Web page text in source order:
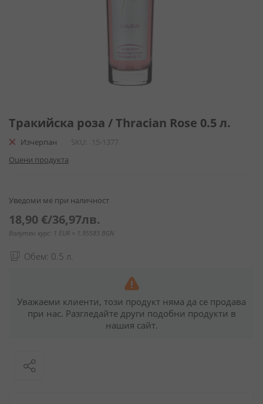
към
началото
на
галерия
със
Тракийска роза / Thracian Rose 0.5 л.
Изчерпан SKU
15-1377
Оцени продукта
Уведоми ме при наличност
18,90 €/36,97лв.
Валутен курс: 1 EUR = 1.95583 BGN
Обем: 0.5 л.
Уважаеми клиенти, този продукт няма да се продава
при нас. Разгледайте други подобни продукти в
нашия сайт.